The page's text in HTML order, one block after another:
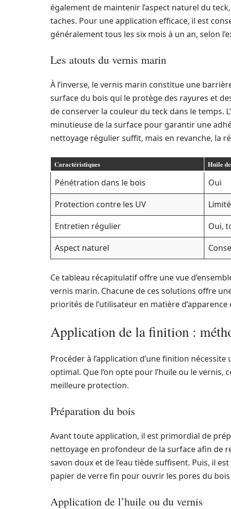
également de maintenir l’aspect naturel du
taches. Pour une application efficace, il est
généralement tous les six mois à un an, selon
Les atouts du vernis marin
À l’inverse, le vernis marin constitue une
surface du bois qui le protège des rayures et
de conserver la couleur du teck dans le temps.
minutieuse de la surface pour garantir une
nettoyage régulier suffit, mais en revanche, la
Caractéristiques Huile
Pénétration dans le bois Oui
Protection contre les UV
Entretien régulier
Oui,
Aspect naturel
Ce tableau récapitulatif offre une vue
vernis marin. Chacune de ces solutions offre
priorités de l’utilisateur en matière d’apparence
Application de la finition :
Procéder à l’application d’une finition
optimal. Que l’on opte pour l’huile ou le
meilleure protection.
Préparation du bois
Avant toute application, il est primordial de
nettoyage en profondeur de la surface afin de
savon doux et de l’eau tiède suffisent. Puis, il
papier de verre fin pour ouvrir les pores du
Application de l’huile ou du vernis